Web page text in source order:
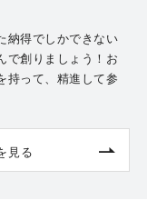
納得でしかできない
で創りましょう！お
持って、精進して参
見る